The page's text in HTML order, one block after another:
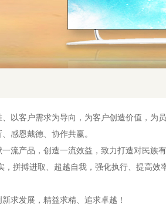
以客户需求为导向，为客户创造价值，为
感恩戴德、协作共赢。
流产品，创造一流效益，致力打造对民族有
，拼搏进取、超越自我，强化执行、提高
求发展，精益求精、追求卓越！